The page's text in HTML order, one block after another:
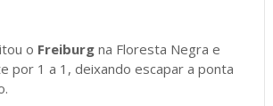
o Freiburgna Floresta Negra e
por 1 a 1, deixando escapar a ponta